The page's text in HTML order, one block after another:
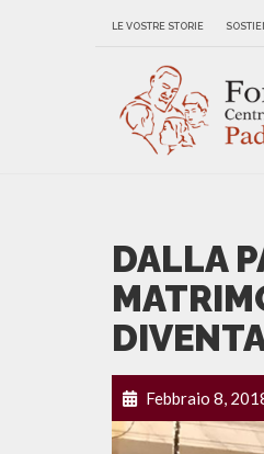
LE VOSTRE STORIE
DALLA
Febbraio 8,